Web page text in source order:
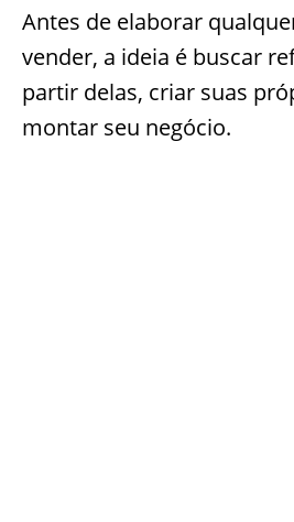
Antes de elaborar
vender, a ideia é buscar
partir delas, criar suas
montar seu negócio.